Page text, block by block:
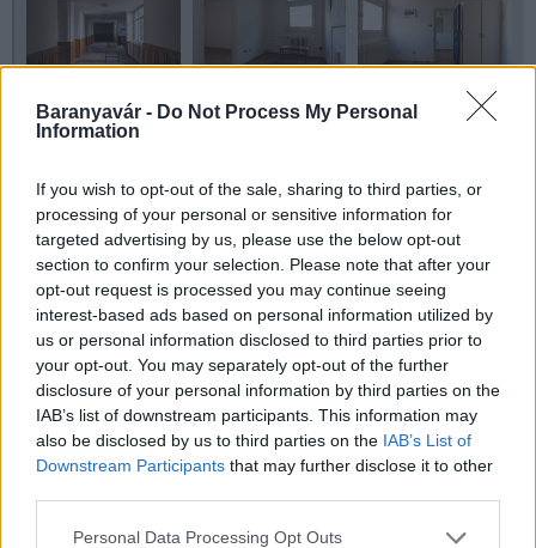
Baranyavár - Do Not Process My Personal
Information
If you wish to opt-out of the sale, sharing to third parties, or
processing of your personal or sensitive information for
targeted advertising by us, please use the below opt-out
section to confirm your selection. Please note that after your
opt-out request is processed you may continue seeing
interest-based ads based on personal information utilized by
us or personal information disclosed to third parties prior to
your opt-out. You may separately opt-out of the further
disclosure of your personal information by third parties on the
IAB’s list of downstream participants. This information may
also be disclosed by us to third parties on the IAB’s List of
Downstream Participants that may further disclose it to other
Please note that this website/app uses one or more Google
Personal Data Processing Opt Outs